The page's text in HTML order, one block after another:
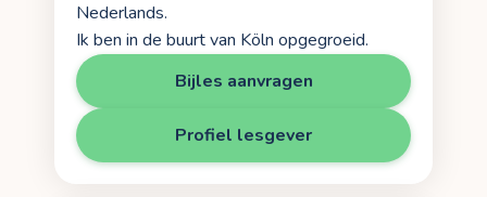
Nederlands.
Ik ben in de buurt van Köln opgegroeid.
Bijles aanvragen
Profiel lesgever